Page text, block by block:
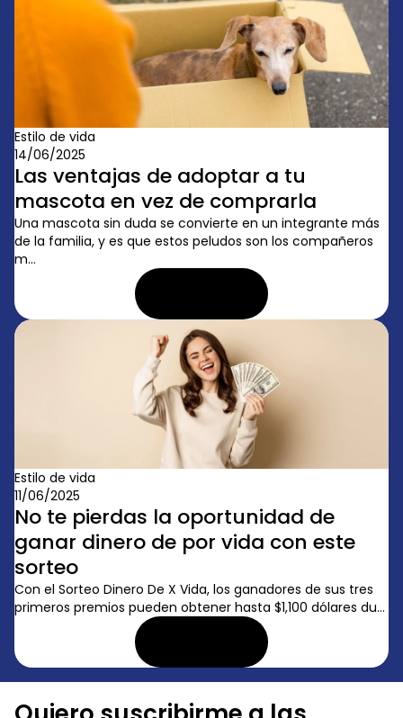
Estilo de vida
14/06/2025
Las ventajas de adoptar a tu
mascota en vez de comprarla
Una mascota sin duda se convierte en un integrante más
de la familia, y es que estos peludos son los compañeros
m...
Estilo de vida
11/06/2025
No te pierdas la oportunidad de
ganar dinero de por vida con este
sorteo
Con el Sorteo Dinero De X Vida, los ganadores de sus tres
primeros premios pueden obtener hasta $1,100 dólares du...